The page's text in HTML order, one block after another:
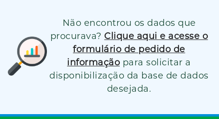
Não encontrou os dados que
procurava? Clique aqui e acesse o
formulário de pedido de
informação para solicitar a
disponibilização da base de dados
desejada.